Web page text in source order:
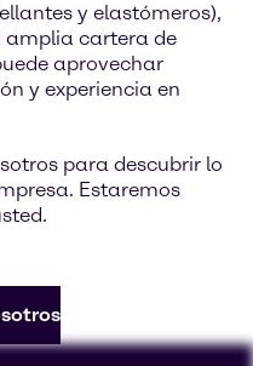
y elastómeros),
amplia cartera de
aprovechar
y experiencia en
para descubrir lo
Estaremos